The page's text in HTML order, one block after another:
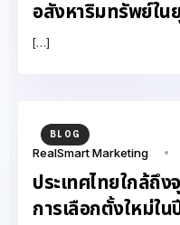
อสังหาริมทรัพย์ใ
[…]
BLOG
RealSmart Marketing
ประเทศไทยใกล้ถึ
การเลือกตั้งใหม่ใน